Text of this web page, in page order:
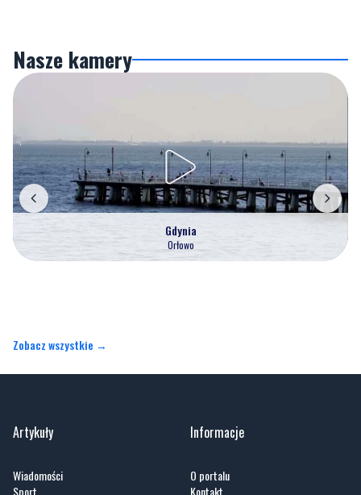
Gdynia
Orłowo
Artykuły
Sport
Społeczeństwo
Kronika policyjna
Informacje
Kontakt
Polityka prywatności
Reklama